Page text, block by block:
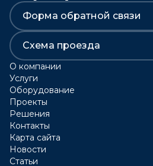
Форма обратной связи
Схема проезда
О компании
Услуги
Оборудование
Проекты
Решения
Контакты
Карта сайта
Новости
Статьи